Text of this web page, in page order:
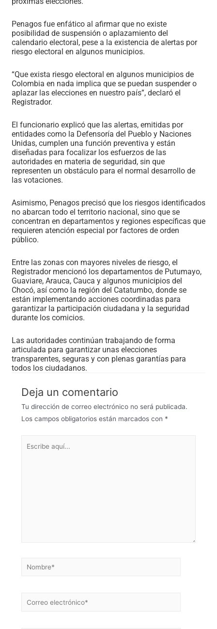
Penagos fue enfático al afirmar que no existe
posibilidad de suspensión o aplazamiento del
calendario electoral, pese a la existencia de alertas por
riesgo electoral en algunos municipios.
“Que exista riesgo electoral en algunos municipios de
Colombia en nada implica que se puedan suspender o
aplazar las elecciones en nuestro país”, declaró el
Registrador.
El funcionario explicó que las alertas, emitidas por
entidades como la Defensoría del Pueblo y Naciones
Unidas, cumplen una función preventiva y están
diseñadas para focalizar los esfuerzos de las
autoridades en materia de seguridad, sin que
representen un obstáculo para el normal desarrollo de
las votaciones.
Asimismo, Penagos precisó que los riesgos identificados
no abarcan todo el territorio nacional, sino que se
concentran en departamentos y regiones específicas que
requieren atención especial por factores de orden
público.
Entre las zonas con mayores niveles de riesgo, el
Registrador mencionó los departamentos de Putumayo,
Guaviare, Arauca, Cauca y algunos municipios del
Chocó, así como la región del Catatumbo, donde se
están implementando acciones coordinadas para
garantizar la participación ciudadana y la seguridad
durante los comicios.
Las autoridades continúan trabajando de forma
articulada para garantizar unas elecciones
transparentes, seguras y con plenas garantías para
todos los ciudadanos.
Deja un comentario
Tu dirección de correo electrónico no será publicada.
Los campos obligatorios están marcados con *